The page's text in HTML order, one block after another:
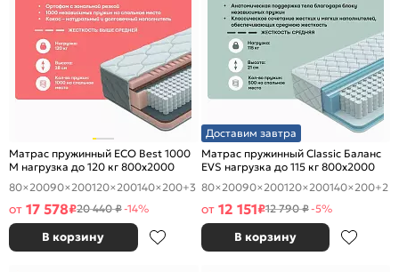
Матрас пружинный ECO Best 1000
M нагрузка до 120 кг 800x2000
80×20090×200120×200140×200+3
от 17 578₽20 440 ₽-14%
В корзину
Доставим завтра
Матрас пружинный Classic Баланс
EVS нагрузка до 115 кг 800x2000
80×20090×200120×200140×200+2
от 12 151₽12 790 ₽-5%
В корзину